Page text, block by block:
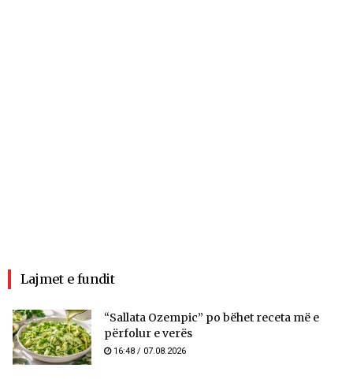
Lajmet e fundit
“Sallata Ozempic” po bëhet receta më e
përfolur e verës
16:48 / 07.08.2026